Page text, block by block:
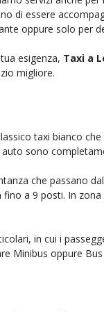
di essere
oppure solo per
esigenza, Taxi a
migliore.
taxi bianco
sono
che passano
fino a 9 posti. In zona
in cui i
Minibus oppure